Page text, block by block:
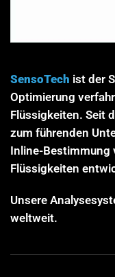
SensoTech ist der
Optimierung
Flüssigkeiten. Seit
zum führenden
Inline-Bestimmung
Flüssigkeiten
Unsere
weltweit.